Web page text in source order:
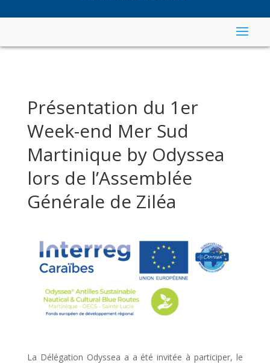
Présentation du 1er
Week-end Mer Sud
Martinique by Odyssea
lors de l’Assemblée
Générale de Ziléa
La Délégation Odyssea a a été invitée à participer, le